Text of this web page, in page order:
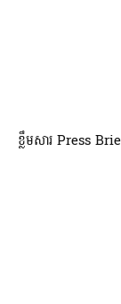
ខ្លឹមសារ Press